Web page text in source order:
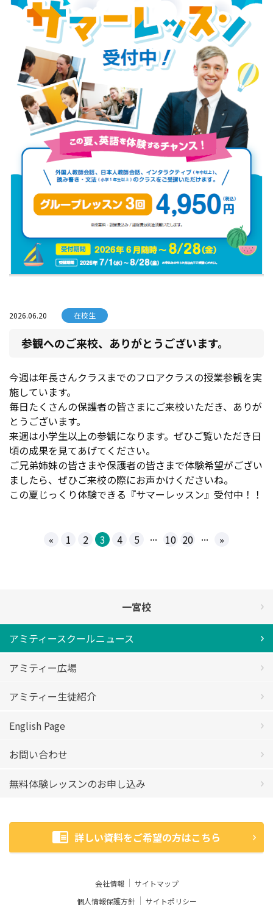
2026.06.20 在校生
参観へのご来校、ありがとうございます。
今週は年長さんクラスまでのフロアクラスの授業参観を実
施しています。
毎日たくさんの保護者の皆さまにご来校いただき、ありが
とうございます。
来週は小学生以上の参観になります。ぜひご覧いただき日
頃の成果を見てあげてください。
ご兄弟姉妹の皆さまや保護者の皆さまで体験希望がござい
ましたら、ぜひご来校の際にお声かけくださいね。
この夏じっくり体験できる『サマーレッスン』受付中！！
« 1 2 3 4 5 ... 10 20 ... »
一宮校
アミティースクールニュース
アミティー広場
アミティー生徒紹介
English Page
お問い合わせ
無料体験レッスンのお申し込み
詳しい資料をご希望の方はこちら
会社情報
サイトマップ
個人情報保護方針
サイトポリシー